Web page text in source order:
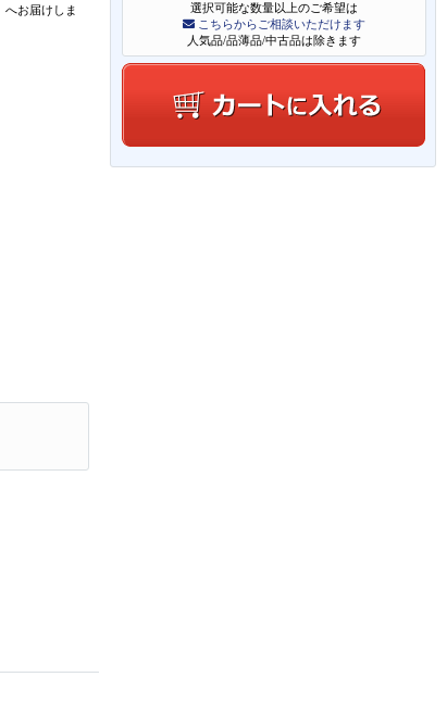
選択可能な数量以上のご希望は
こちらからご相談いただけます
人気品/品薄品/中古品は除きます
へお届けしま